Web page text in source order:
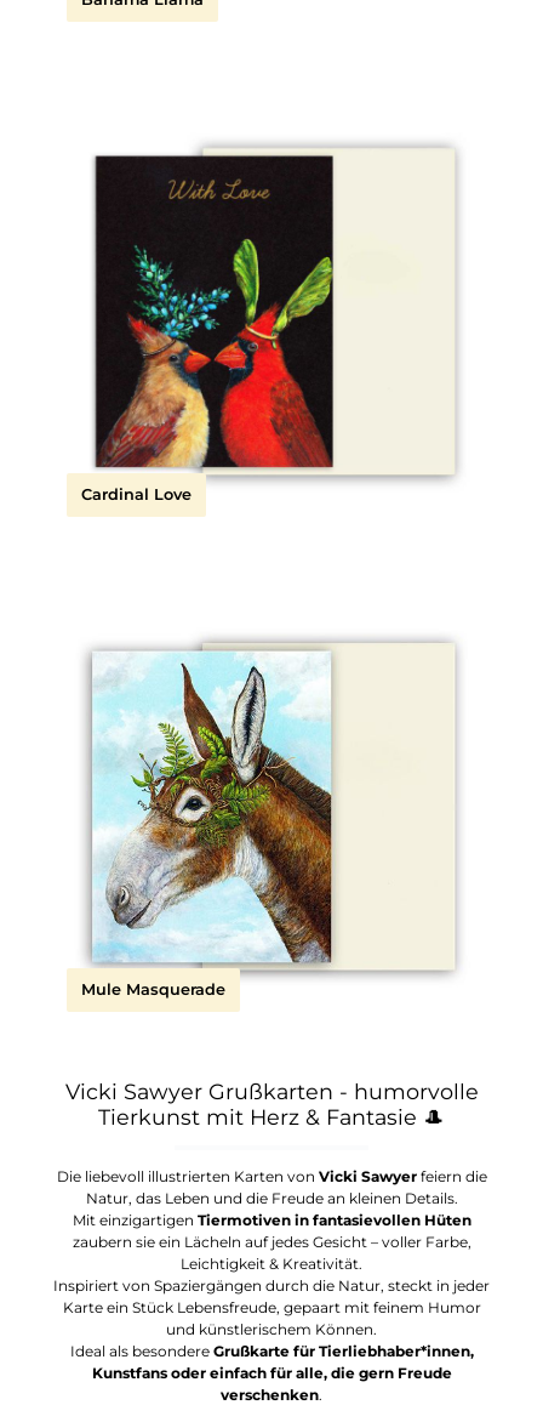
Cardinal Love
Mule Masquerade
Vicki Sawyer Grußkarten - humorvolle
Tierkunst mit Herz & Fantasie 🎩
Die liebevoll illustrierten Karten von Vicki Sawyerfeiern die
Natur, das Leben und die Freude an kleinen Details.
Mit einzigartigen Tiermotiven in fantasievollen Hüten
zaubern sie ein Lächeln auf jedes Gesicht – voller Farbe,
Leichtigkeit & Kreativität.
Inspiriert von Spaziergängen durch die Natur, steckt in jeder
Karte ein Stück Lebensfreude, gepaart mit feinem Humor
und künstlerischem Können.
Ideal als besondere Grußkarte für Tierliebhaber*innen,
Kunstfans oder einfach für alle, die gern Freude
verschenken.